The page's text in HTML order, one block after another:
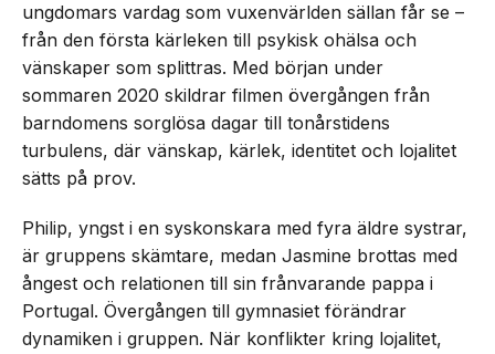
ungdomars vardag som vuxenvärlden sällan får se –
från den första kärleken till psykisk ohälsa och
vänskaper som splittras. Med början under
sommaren 2020 skildrar filmen övergången från
barndomens sorglösa dagar till tonårstidens
turbulens, där vänskap, kärlek, identitet och lojalitet
sätts på prov.
Philip, yngst i en syskonskara med fyra äldre systrar,
är gruppens skämtare, medan Jasmine brottas med
ångest och relationen till sin frånvarande pappa i
Portugal. Övergången till gymnasiet förändrar
dynamiken i gruppen. När konflikter kring lojalitet,